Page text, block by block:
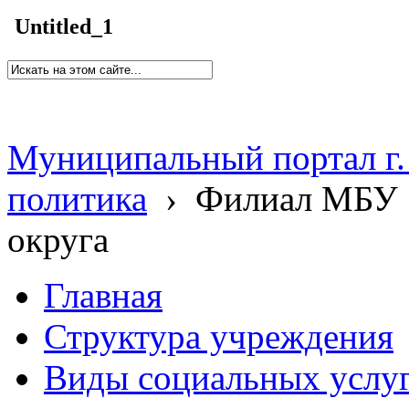
Untitled_1
Муниципальный портал
политика › Филиал МБУ
округа
Главная
Структура учреждения
Виды социальных